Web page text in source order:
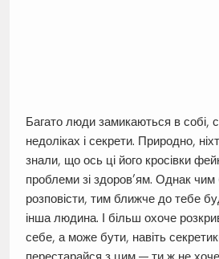
Багато люди замикаються в собі,
недоліках і секрети. Природно,
знали, що ось ці його кросівки
проблеми зі здоров’ям. Однак чим
розповісти, тим ближче до тебе
інша людина. І більш охоче
себе, а може бути, навіть
перестарайся з цим — ти ж не